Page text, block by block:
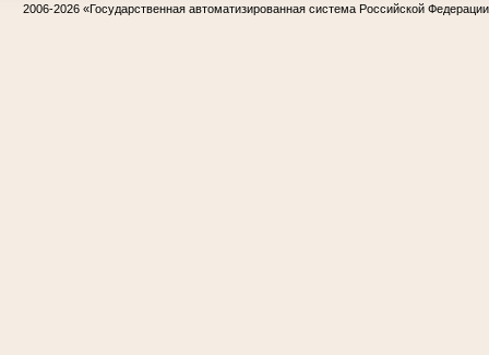
2006-2026 «Государственная автоматизированная система Российской